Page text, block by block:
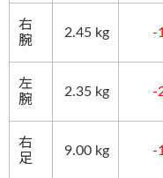
右
腕
2.45 kg -1
左
腕
2.35 kg -
右
足
9.00 kg -1